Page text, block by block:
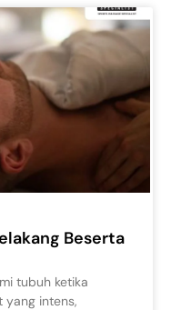
Beserta
tubuh ketika
yang intens,